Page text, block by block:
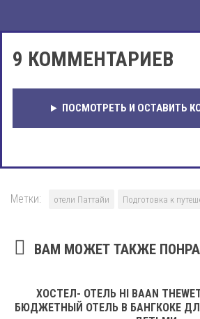
9 КОММЕНТАРИЕВ
ПОСМОТРЕТЬ И ОСТАВИТЬ
Метки: отели Паттайи Подготовка к
ВАМ МОЖЕТ ТАКЖЕ
ХОСТЕЛ- ОТЕЛЬ HI BAAN
БЮДЖЕТНЫЙ ОТЕЛЬ В БАНГКОКЕ